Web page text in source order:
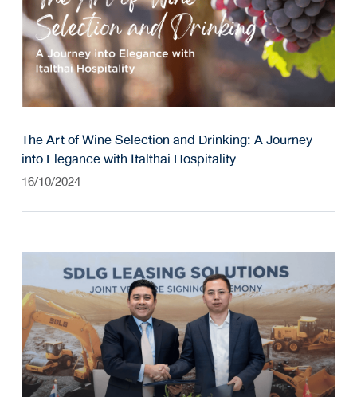
The Art of Wine Selection and Drinking: A Journey
into Elegance with Italthai Hospitality
16/10/2024